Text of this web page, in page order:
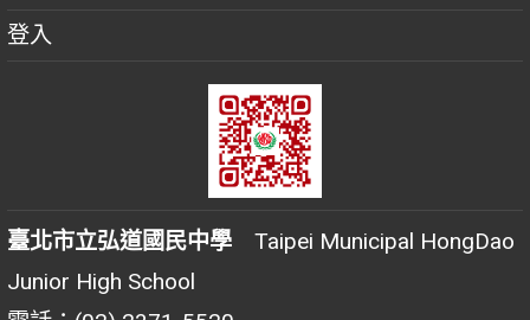
登入
臺北市立弘道國民中學 Taipei Municipal HongDao
Junior High School